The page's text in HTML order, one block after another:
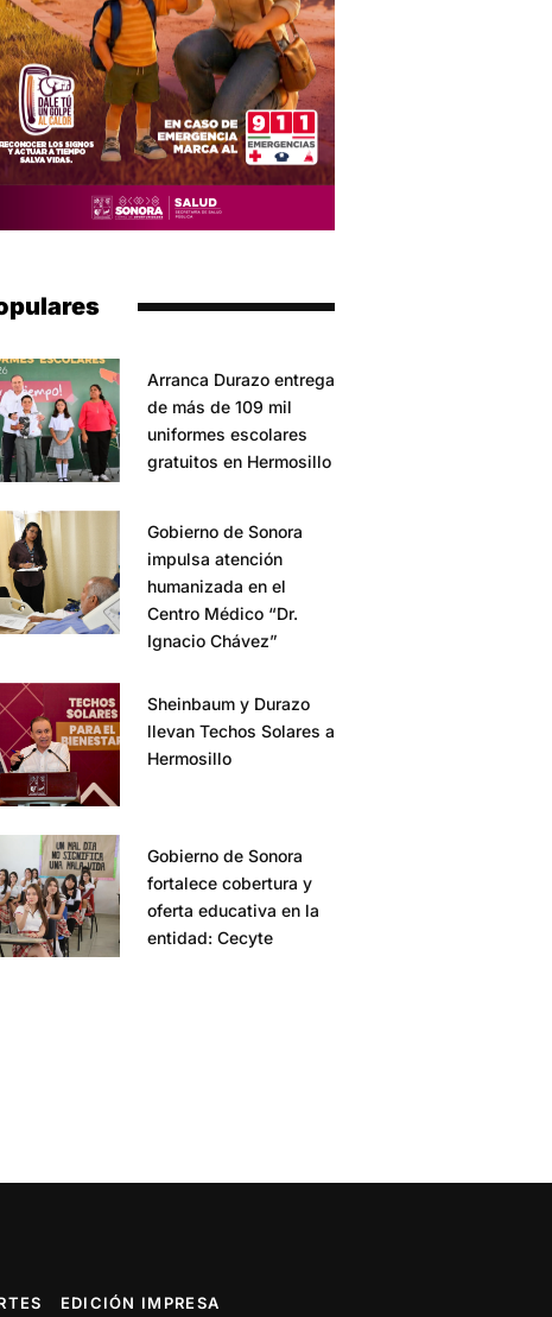
Arranca Durazo entrega
de más de 109 mil
uniformes escolares
gratuitos en Hermosillo
Gobierno de Sonora
impulsa atención
humanizada en el
Centro Médico “Dr.
Ignacio Chávez”
Sheinbaum y Durazo
llevan Techos Solares a
Hermosillo
Gobierno de Sonora
fortalece cobertura y
oferta educativa en la
entidad: Cecyte
EDICIÓN IMPRESA